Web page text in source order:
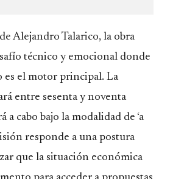
Alejandro Talarico, la obra
técnico y emocional donde
es el motor principal. La
entre sesenta y noventa
a cabo bajo la modalidad de ‘a
responde a una postura
que la situación económica